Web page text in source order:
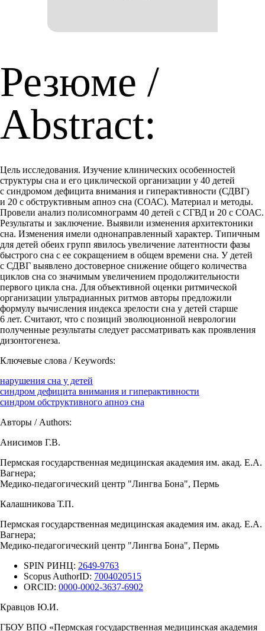
Резюме /
Abstract:
Цель исследования. Изучение клинических особенностей
структуры сна и его циклической организации у 40 детей
с синдромом дефицита внимания и гиперактивности (СДВГ)
и 20 с обструктивным апноэ сна (СОАС). Материал и методы.
Провели анализ полисомнограмм 40 детей с СГВД и 20 с СОАС.
Результаты и заключение. Выявили изменения архитектоники
сна. Изменения имели однонаправленный характер. Типичным
для детей обеих групп явилось увеличение латентности фазы
быстрого сна с ее сокращением в общем времени сна. У детей
с СДВГ выявлено достоверное снижение общего количества
циклов сна со значимым увеличением продолжительности
первого цикла сна. Для объективной оценки ритмической
организации ультрадианных ритмов авторы предложили
формулу вычисления индекса зрелости сна у детей старше
6 лет. Считают, что с позиций эволюционной неврологии
полученные результаты следует рассматривать как проявления
дизонтогенеза.
Ключевые слова / Keywords:
нарушения сна у детей
синдром дефицита внимания и гиперактивности
синдром обструктивного апноэ сна
Авторы / Authors:
Анисимов Г.В.
Пермская государственная медицинская академия им. акад. Е.А.
Вагнера;
Медико-педагогический центр "Лингва Бона", Пермь
Калашникова Т.П.
Пермская государственная медицинская академия им. акад. Е.А.
Вагнера;
Медико-педагогический центр "Лингва Бона", Пермь
SPIN РИНЦ: 2649-9763
Scopus AuthorID: 7004020515
ORCID: 0000-0002-3637-6902
Кравцов Ю.И.
ГБОУ ВПО «Пермская государственная медицинская академия